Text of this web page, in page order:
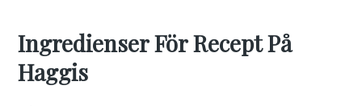
Ingredienser För Recept På
Haggis